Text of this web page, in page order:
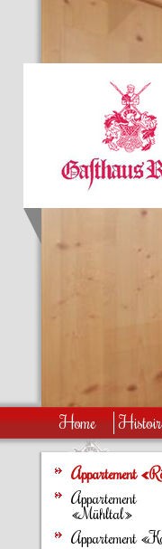
Home
Appartement
Appartement
«Mühltal»
Appartement